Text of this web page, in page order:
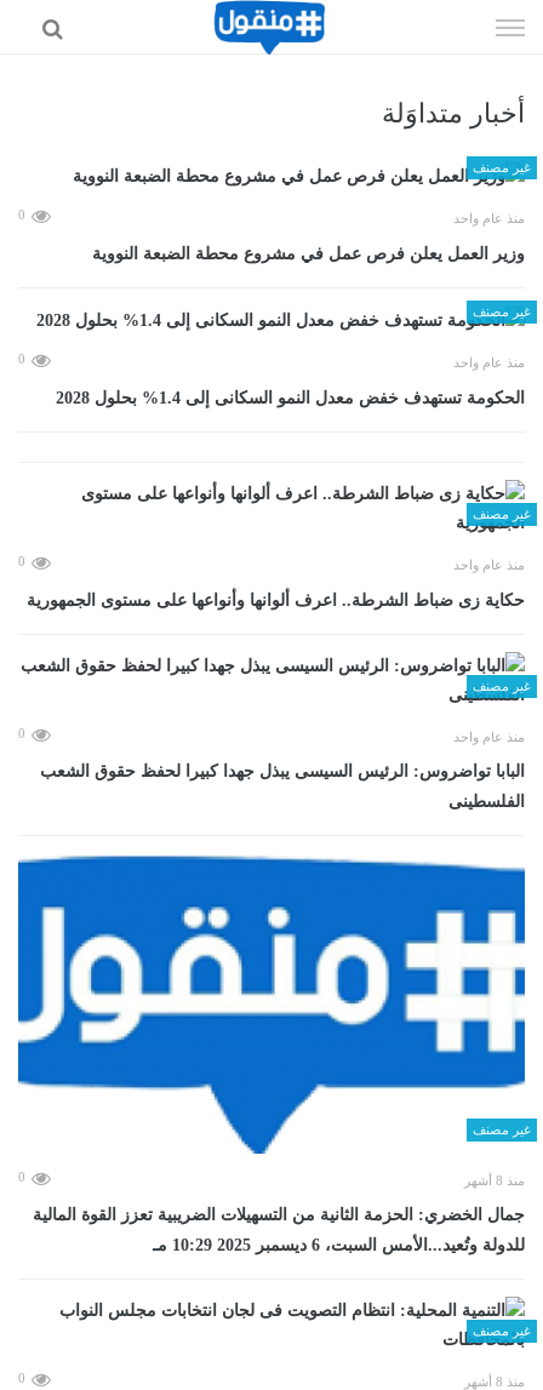
الى
أخبار متداوَلة
غير مصنف
منذ عام واحد 0
وزير العمل يعلن فرص عمل في مشروع محطة الضبعة النووية
غير مصنف
منذ عام واحد 0
الحكومة تستهدف خفض معدل النمو السكانى إلى 1.4% بحلول 2028
غير مصنف
منذ عام واحد 0
حكاية زى ضباط الشرطة.. اعرف ألوانها وأنواعها على مستوى الجمهورية
غير مصنف
منذ عام واحد 0
البابا تواضروس: الرئيس السيسى يبذل جهدا كبيرا لحفظ حقوق الشعب
الفلسطينى
غير مصنف
منذ 8 أشهر 0
جمال الخضري: الحزمة الثانية من التسهيلات الضريبية تعزز القوة المالية
للدولة وتُعيد...الأمس السبت، 6 ديسمبر 2025 10:29 مـ
غير مصنف
منذ 8 أشهر 0